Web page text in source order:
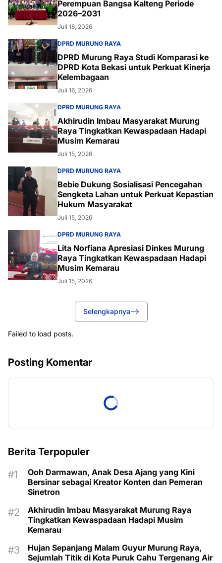
Perempuan Bangsa Kalteng Periode
2026–2031
Juli 18, 2026
DPRD MURUNG RAYA
DPRD Murung Raya Studi Komparasi ke
DPRD Kota Bekasi untuk Perkuat Kinerja
Kelembagaan
Juli 16, 2026
DPRD MURUNG RAYA
Akhirudin Imbau Masyarakat Murung
Raya Tingkatkan Kewaspadaan Hadapi
Musim Kemarau
Juli 15, 2026
DPRD MURUNG RAYA
Bebie Dukung Sosialisasi Pencegahan
Sengketa Lahan untuk Perkuat Kepastian
Hukum Masyarakat
Juli 15, 2026
DPRD MURUNG RAYA
Lita Norfiana Apresiasi Dinkes Murung
Raya Tingkatkan Kewaspadaan Hadapi
Musim Kemarau
Juli 15, 2026
Selengkapnya
Failed to load posts.
Posting Komentar
Berita Terpopuler
Ooh Darmawan, Anak Desa Ajang yang Kini
Bersinar sebagai Kreator Konten dan Pemeran
Sinetron
Akhirudin Imbau Masyarakat Murung Raya
Tingkatkan Kewaspadaan Hadapi Musim
Kemarau
Hujan Sepanjang Malam Guyur Murung Raya,
Sejumlah Titik di Kota Puruk Cahu Tergenang Air